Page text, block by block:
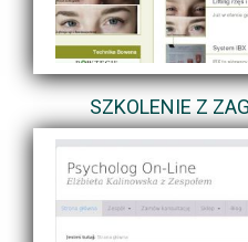
SZKOLENIE Z